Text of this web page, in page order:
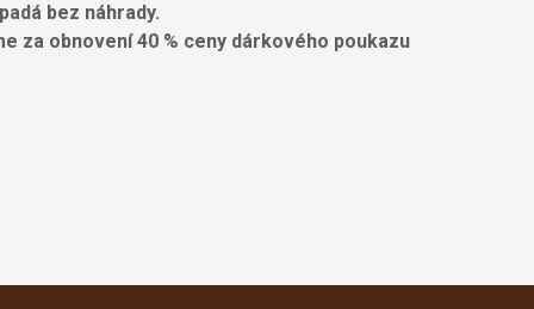
bez náhrady.
za obnovení 40 % ceny dárkového poukazu